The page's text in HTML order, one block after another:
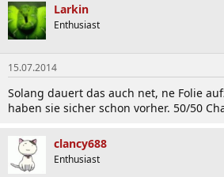
Larkin
Enthusiast
15.07.2014
Solang dauert das auch net, ne Folie
haben sie sicher schon vorher. 50/50
clancy688
Enthusiast